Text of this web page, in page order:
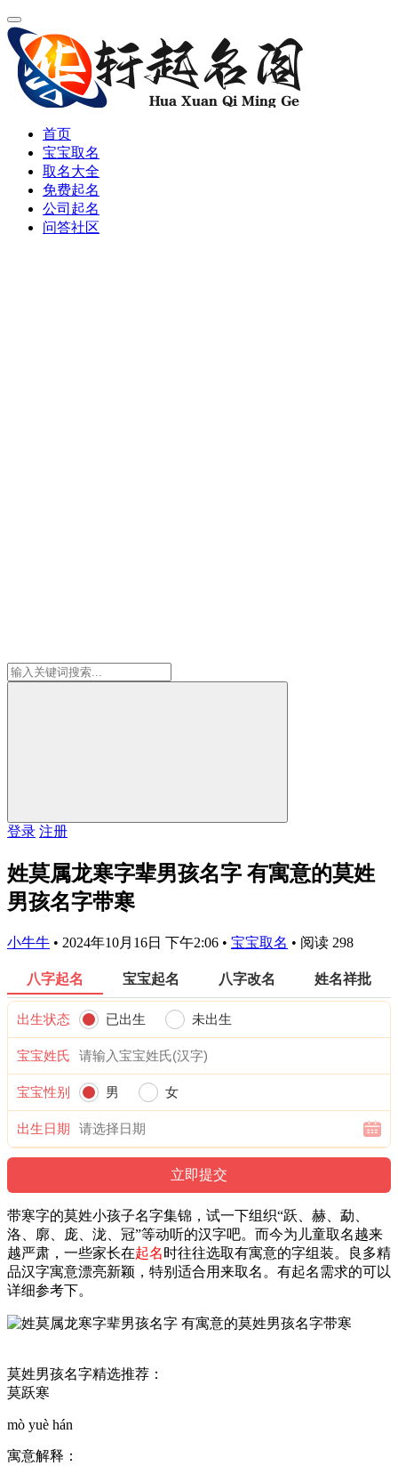
首页
宝宝取名
取名大全
免费起名
公司起名
问答社区
登录 注册
姓莫属龙寒字辈男孩名字 有寓意的莫姓
男孩名字带寒
小牛牛 • 2024年10月16日 下午2:06 • 宝宝取名 • 阅读 298
八字起名 宝宝起名 八字改名 姓名祥批
出生状态 已出生 未出生
宝宝姓氏
宝宝性别 男 女
出生日期
带寒字的莫姓小孩子名字集锦，试一下组织“跃、赫、勐、
洛、廓、庞、泷、冠”等动听的汉字吧。而今为儿童取名越来
越严肃，一些家长在起名时往往选取有寓意的字组装。良多精
品汉字寓意漂亮新颖，特别适合用来取名。有起名需求的可以
详细参考下。
莫姓男孩名字精选推荐：
莫跃寒
mò yuè hán
寓意解释：